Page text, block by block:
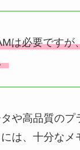
は必要ですが
や高品質のプ
は、十分なメ